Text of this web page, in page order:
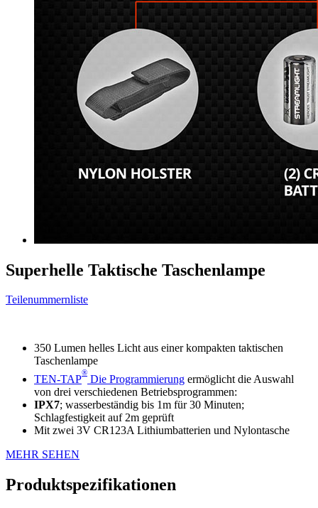
Superhelle Taktische Taschenlampe
Teilenummernliste
350 Lumen helles Licht aus einer kompakten taktischen
Taschenlampe
TEN-TAP
®
Die Programmierung ermöglicht die Auswahl
von drei verschiedenen Betriebsprogrammen:
IPX7; wasserbeständig bis 1m für 30 Minuten;
Schlagfestigkeit auf 2m geprüft
Mit zwei 3V CR123A Lithiumbatterien und Nylontasche
MEHR SEHEN
Produktspezifikationen